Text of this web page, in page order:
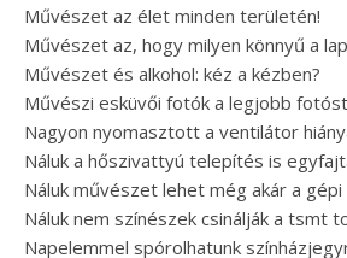
Művészet az élet minden területén!
Művészet az, hogy milyen könnyű a
Művészet és alkohol: kéz a kézben?
Művészi esküvői fotók a legjobb
Nagyon nyomasztott a ventilátor
Náluk a hőszivattyú telepítés is
Náluk művészet lehet még akár a gépi
Náluk nem színészek csinálják a tsmt
Napelemmel spórolhatunk